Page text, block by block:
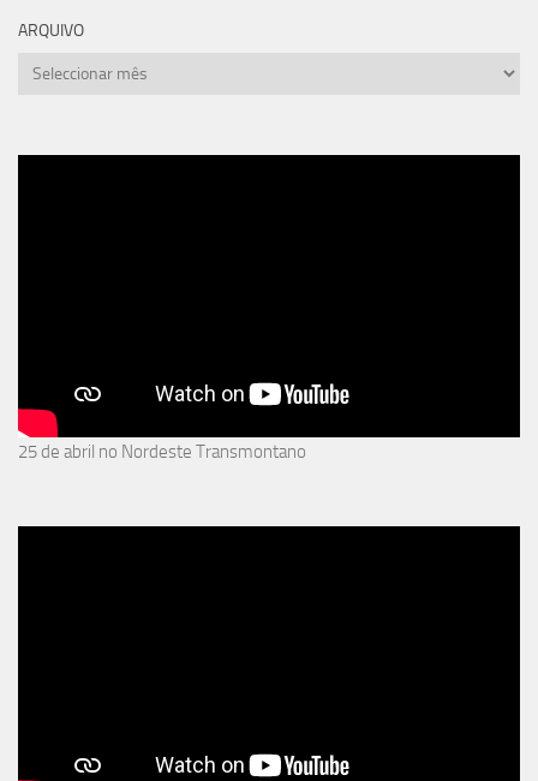
ARQUIVO
arquivo
25 de abril no Nordeste Transmontano